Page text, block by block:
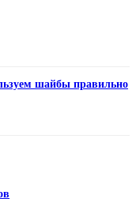
шайбы правильно